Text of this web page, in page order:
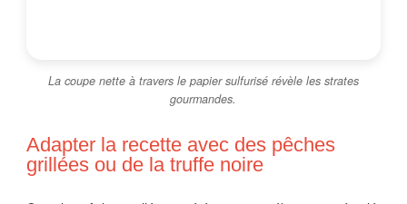
La coupe nette à travers le papier sulfurisé révèle les strates
gourmandes.
Adapter la recette avec des pêches
grillées ou de la truffe noire